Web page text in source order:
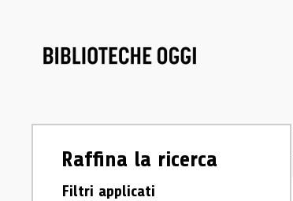
Raffina la ricerca
Filtri applicati